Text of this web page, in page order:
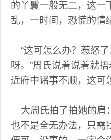
的丫鬟一般无二，这一
乱，一时间，恐慌的情
“这可怎么办？惹怒
呀。”周氏说着说着就
近府中诸事不顺，这可
大周氏拍了拍她的肩
也不是全无办法，只需